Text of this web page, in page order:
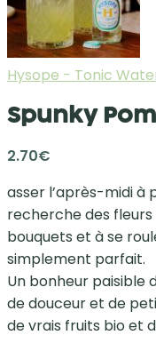
Hysope - Tonic
Spunky
2.70€
asser l’après-midi à
recherche des fleurs
bouquets et à se
simplement parfait.
Un bonheur paisible
de douceur et de
de vrais fruits bio et